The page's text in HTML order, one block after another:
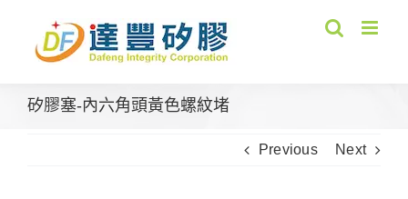
content
矽膠塞-內六角頭黃色螺紋堵
Previous Next